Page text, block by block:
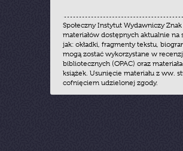
Społeczny Instytut Wydawniczy
materiałów dostępnych aktualnie
jak: okładki, fragmenty tekstu,
mogą zostać wykorzystane w
bibliotecznych (OPAC) oraz
książek. Usunięcie materiału z ww.
cofnięciem udzielonej zgody.